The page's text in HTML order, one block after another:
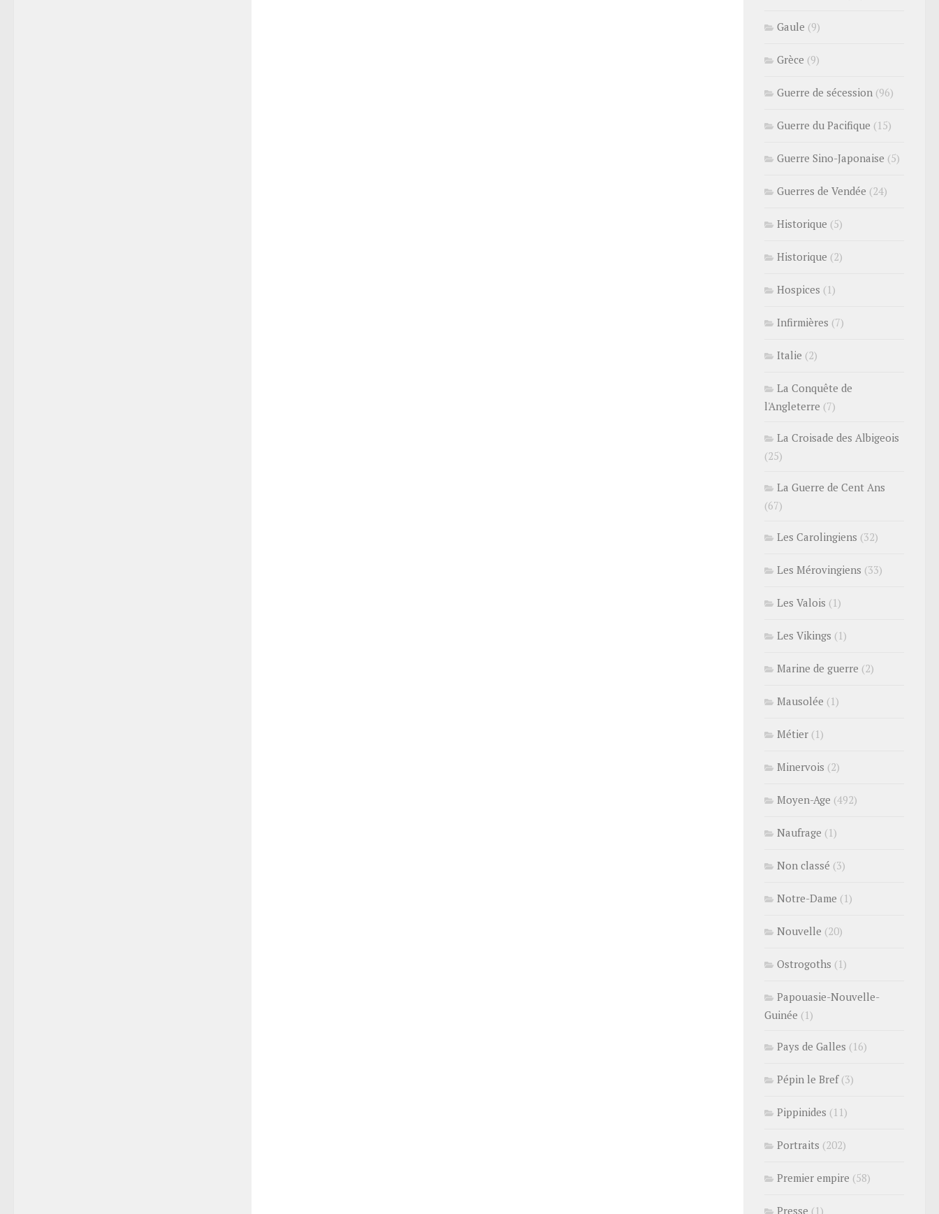
Gaule (9)
Grèce (9)
Guerre de sécession (96)
Guerre du Pacifique (15)
Guerre Sino-Japonaise (5)
Guerres de Vendée (24)
Historique (5)
Historique (2)
Hospices (1)
Infirmières (7)
Italie (2)
La Conquête de
l'Angleterre (7)
La Croisade des Albigeois
(25)
La Guerre de Cent Ans
(67)
Les Carolingiens (32)
Les Mérovingiens (33)
Les Valois (1)
Les Vikings (1)
Marine de guerre (2)
Mausolée (1)
Métier (1)
Minervois (2)
Moyen-Age (492)
Naufrage (1)
Non classé (3)
Notre-Dame (1)
Nouvelle (20)
Ostrogoths (1)
Papouasie-Nouvelle-
Guinée (1)
Pays de Galles (16)
Pépin le Bref(3)
Pippinides (11)
Portraits (202)
Premier empire (58)
Presse (1)